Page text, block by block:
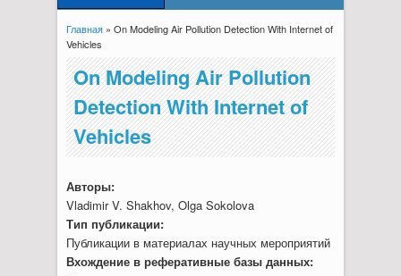
Вы здесь
Главная» On Modeling Air Pollution Detection With Internet of
Vehicles
On Modeling Air Pollution
Detection With Internet of
Vehicles
Авторы:
Vladimir V. Shakhov, Olga Sokolova
Тип публикации:
Публикации в материалах научных мероприятий
Вхождение в реферативные базы данных: